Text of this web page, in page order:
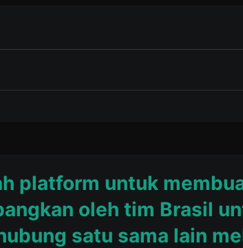
platform untuk
oleh tim Brasil
satu sama lain